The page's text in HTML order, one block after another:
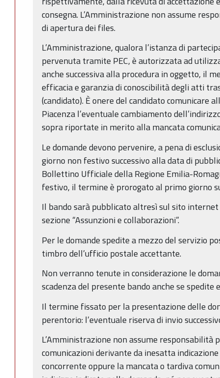
consegna. L’Amministrazione non assume
di apertura dei files.
L’Amministrazione, qualora l’istanza di
pervenuta tramite PEC, è autorizzata ad
anche successiva alla procedura in oggetto, il
efficacia e garanzia di conoscibilità degli atti
(candidato). È onere del candidato comunicare
Piacenza l’eventuale cambiamento
sopra riportate in merito alla mancata
Le domande devono pervenire, a pena di
giorno non festivo successivo alla data di
Bollettino Ufficiale della Regione Emilia-
festivo, il termine è prorogato al primo giorno
Il bando sarà pubblicato altresì sul sito
sezione “Assunzioni e collaborazioni”.
Per le domande spedite a mezzo del servizio
timbro dell’ufficio postale accettante.
Non verranno tenute in considerazione le
scadenza del presente bando anche se
Il termine fissato per la presentazione delle
perentorio: l’eventuale riserva di invio
L’Amministrazione non assume responsabilità
comunicazioni derivante da inesatta
concorrente oppure la mancata o tardiva